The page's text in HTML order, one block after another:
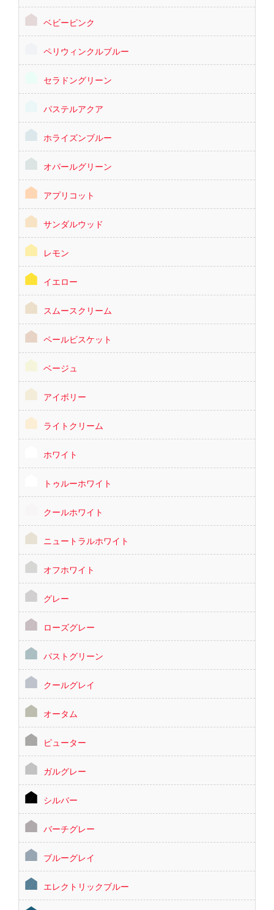
ベビーピンク
ペリウィンクルブルー
セラドングリーン
パステルアクア
ホライズンブルー
オパールグリーン
アプリコット
サンダルウッド
レモン
イエロー
スムースクリーム
ペールビスケット
ベージュ
アイボリー
ライトクリーム
ホワイト
トゥルーホワイト
クールホワイト
ニュートラルホワイト
オフホワイト
グレー
ローズグレー
パストグリーン
クールグレイ
オータム
ピューター
ガルグレー
シルバー
バーチグレー
ブルーグレイ
エレクトリックブルー